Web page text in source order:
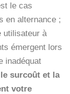
le cas
en alternance ;
utilisateur à
émergent lors
inadéquat
surcoût et la
votre